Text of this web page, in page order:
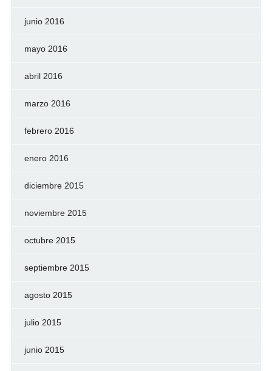
junio 2016
mayo 2016
abril 2016
marzo 2016
febrero 2016
enero 2016
diciembre 2015
noviembre 2015
octubre 2015
septiembre 2015
agosto 2015
julio 2015
junio 2015